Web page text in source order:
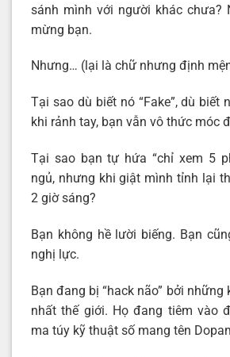
sánh mình với người khác chưa?
mừng bạn.
Nhưng… (lại là chữ nhưng định
Tại sao dù biết nó “Fake”, dù biết
khi rảnh tay, bạn vẫn vô thức móc
Tại sao bạn tự hứa “chỉ xem 5
ngủ, nhưng khi giật mình tỉnh lại
2 giờ sáng?
Bạn không hề lười biếng. Bạn
nghị lực.
Bạn đang bị “hack não” bởi
nhất thế giới. Họ đang tiêm vào
ma túy kỹ thuật số mang tên